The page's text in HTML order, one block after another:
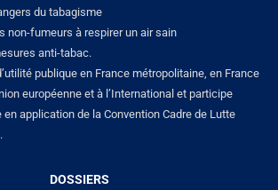
du tabagisme
non-fumeurs à respirer un air sain
anti-tabac.
publique en France métropolitaine, en France
européenne et à l’International et participe
application de la Convention Cadre de Lutte
DOSSIERS